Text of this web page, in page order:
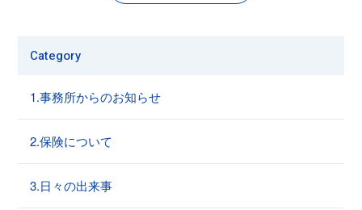
Category
1.事務所からのお知らせ
2.保険について
3.日々の出来事